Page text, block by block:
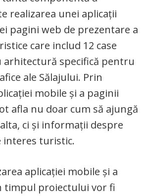
realizarea unei aplicații
pagini web de prezentare a
care includ 12 case
arhitectură specifică pentru
ale Sălajului. Prin
mobile și a paginii
afla nu doar cum să ajungă
ci și informații despre
interes turistic.
aplicației mobile și a
timpul proiectului vor fi